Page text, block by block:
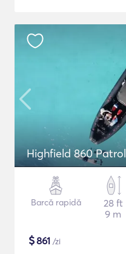
Highfield 860 Patrol
Barcă rapidă
28 ft
9 m
$861 /zi